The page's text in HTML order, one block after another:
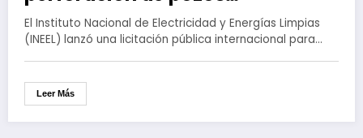
geotérmicos en BC y BCS
El Instituto Nacional de Electricidad y Energías Limpias
(INEEL) lanzó una licitación pública internacional para…
Leer Más